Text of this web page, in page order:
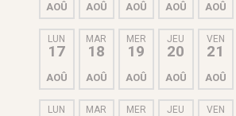
AOÛ AOÛ AOÛ AOÛ AOÛ
LUN
17
AOÛ
MAR
18
AOÛ
MER
19
AOÛ
JEU
20
AOÛ
VEN
21
AOÛ
LUN MAR MER JEU VEN